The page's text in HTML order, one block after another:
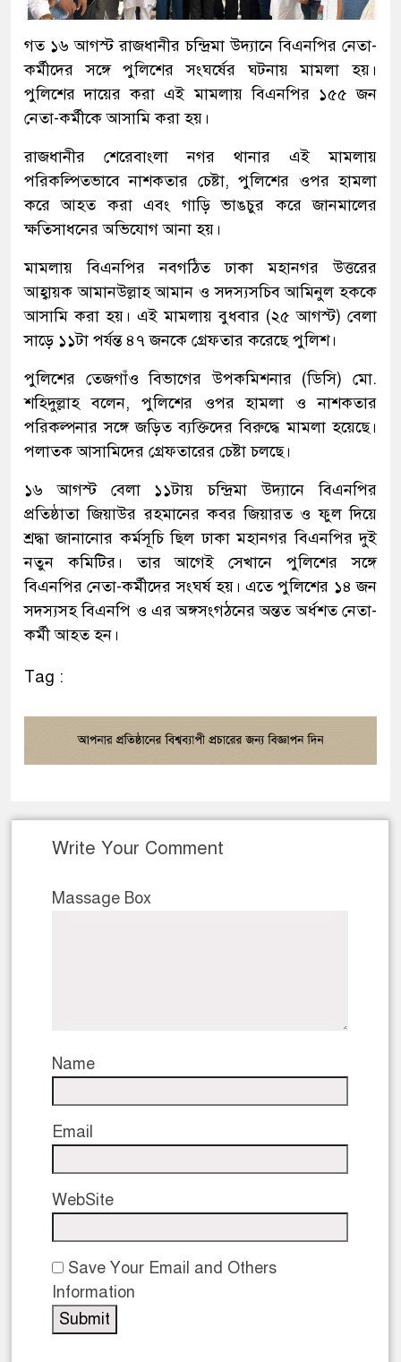
গত ১৬ আগস্ট রাজধানীর চন্দ্রিমা উদ্যানে বিএনপির নেতা-
কর্মীদের সঙ্গে পুলিশের সংঘর্ষের ঘটনায় মামলা হয়।
পুলিশের দায়ের করা এই মামলায় বিএনপির ১৫৫ জন
নেতা-কর্মীকে আসামি করা হয়।
রাজধানীর শেরেবাংলা নগর থানার এই মামলায়
পরিকল্পিতভাবে নাশকতার চেষ্টা, পুলিশের ওপর হামলা
করে আহত করা এবং গাড়ি ভাঙচুর করে জানমালের
ক্ষতিসাধনের অভিযোগ আনা হয়।
মামলায় বিএনপির নবগঠিত ঢাকা মহানগর উত্তরের
আহ্বায়ক আমানউল্লাহ আমান ও সদস্যসচিব আমিনুল হককে
আসামি করা হয়। এই মামলায় বুধবার (২৫ আগস্ট) বেলা
সাড়ে ১১টা পর্যন্ত ৪৭ জনকে গ্রেফতার করেছে পুলিশ।
পুলিশের তেজগাঁও বিভাগের উপকমিশনার (ডিসি) মো.
শহিদুল্লাহ বলেন, পুলিশের ওপর হামলা ও নাশকতার
পরিকল্পনার সঙ্গে জড়িত ব্যক্তিদের বিরুদ্ধে মামলা হয়েছে।
পলাতক আসামিদের গ্রেফতারের চেষ্টা চলছে।
১৬ আগস্ট বেলা ১১টায় চন্দ্রিমা উদ্যানে বিএনপির
প্রতিষ্ঠাতা জিয়াউর রহমানের কবর জিয়ারত ও ফুল দিয়ে
শ্রদ্ধা জানানোর কর্মসূচি ছিল ঢাকা মহানগর বিএনপির দুই
নতুন কমিটির। তার আগেই সেখানে পুলিশের সঙ্গে
বিএনপির নেতা-কর্মীদের সংঘর্ষ হয়। এতে পুলিশের ১৪ জন
সদস্যসহ বিএনপি ও এর অঙ্গসংগঠনের অন্তত অর্ধশত নেতা-
কর্মী আহত হন।
Tag :
Write Your Comment
Massage Box
Name
Email
WebSite
Save Your Email and Others
Information